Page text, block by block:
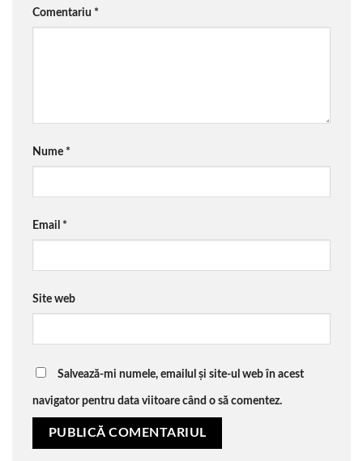
Comentariu *
Nume *
Email *
Site web
Salvează-mi numele, emailul și site-ul web în acest
navigator pentru data viitoare când o să comentez.